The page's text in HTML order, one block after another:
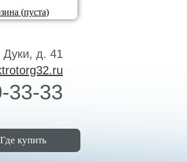
(пуста)
Дуки, д. 41
33-33
Где купить